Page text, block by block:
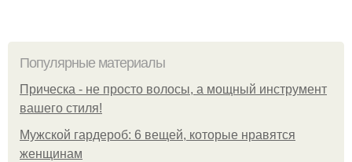
Популярные материалы
Прическа - не просто волосы, а мощный инструмент
вашего стиля!
Мужской гардероб: 6 вещей, которые нравятся
женщинам